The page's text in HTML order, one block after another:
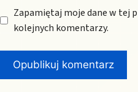
Zapamiętaj moje dane w tej
kolejnych komentarzy.